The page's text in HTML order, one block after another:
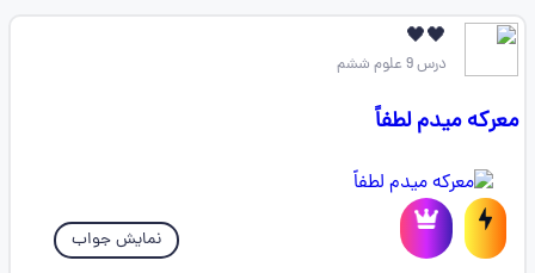
🖤🖤
درس 9 علوم ششم
معرکه میدم لطفاً
نمایش جواب